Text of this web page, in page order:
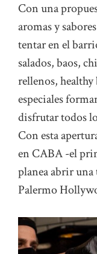
Con una
aromas y
tentar en el
salados, baos,
rellenos, healthy
especiales
disfrutar todos
Con esta
en CABA -el
planea abrir una
Palermo